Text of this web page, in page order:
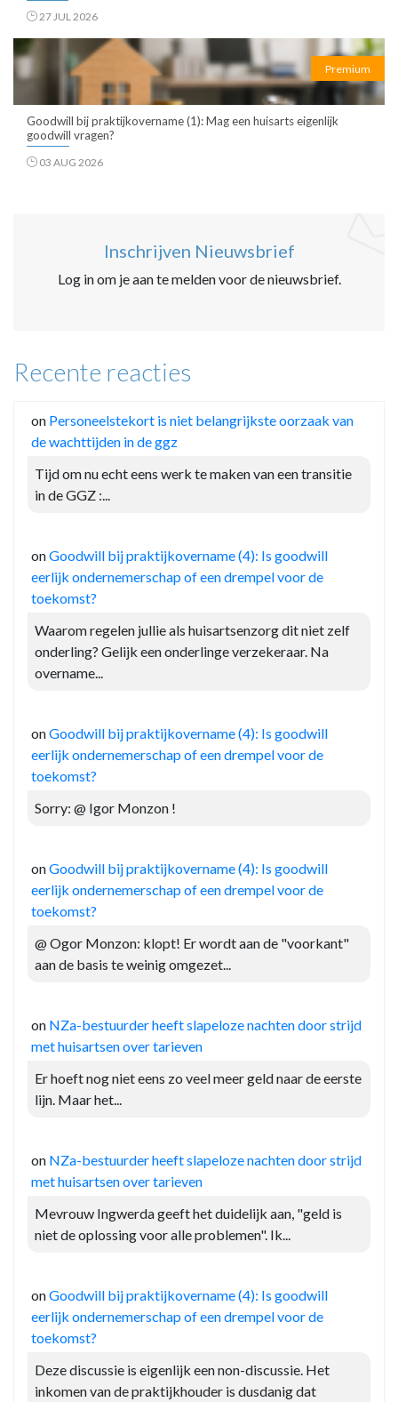
27 JUL 2026
Premium
Goodwill bij praktijkovername (1): Mag een huisarts eigenlijk
goodwill vragen?
03 AUG 2026
Inschrijven Nieuwsbrief
Log in om je aan te melden voor de nieuwsbrief.
Recente reacties
on Personeelstekort is niet belangrijkste oorzaak van
de wachttijden in de ggz
Tijd om nu echt eens werk te maken van een transitie
in de GGZ :...
onGoodwill bij praktijkovername (4): Is goodwill
eerlijk ondernemerschap of een drempel voor de
toekomst?
Waarom regelen jullie als huisartsenzorg dit niet zelf
onderling? Gelijk een onderlinge verzekeraar. Na
overname...
onGoodwill bij praktijkovername (4): Is goodwill
eerlijk ondernemerschap of een drempel voor de
toekomst?
Sorry: @ Igor Monzon !
onGoodwill bij praktijkovername (4): Is goodwill
eerlijk ondernemerschap of een drempel voor de
toekomst?
@ Ogor Monzon: klopt! Er wordt aan de "voorkant"
aan de basis te weinig omgezet...
on NZa-bestuurder heeft slapeloze nachten door strijd
met huisartsen over tarieven
Er hoeft nog niet eens zo veel meer geld naar de eerste
lijn. Maar het...
on NZa-bestuurder heeft slapeloze nachten door strijd
met huisartsen over tarieven
Mevrouw Ingwerda geeft het duidelijk aan, "geld is
niet de oplossing voor alle problemen". Ik...
onGoodwill bij praktijkovername (4): Is goodwill
eerlijk ondernemerschap of een drempel voor de
toekomst?
Deze discussie is eigenlijk een non-discussie. Het
inkomen van de praktijkhouder is dusdanig dat